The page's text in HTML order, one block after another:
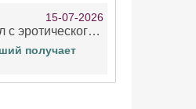
15-07-2026
Автор переборщил с эротического сценами. Похоже, с этим у него проблемы.
получает